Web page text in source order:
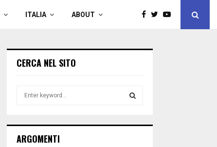
ITALIA ABOUT
CERCA NEL SITO
h
ARGOMENTI